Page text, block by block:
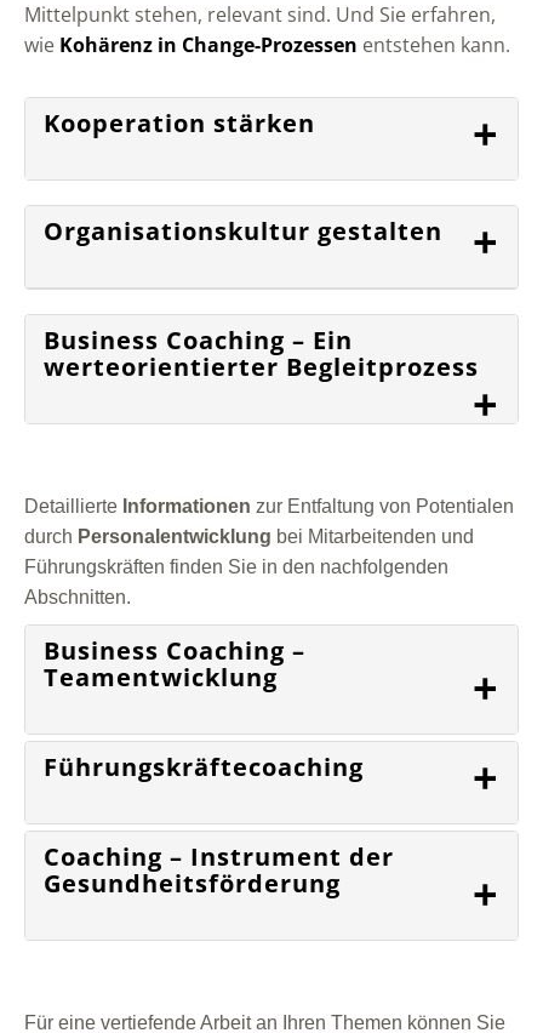
Mittelpunkt stehen, relevant sind. Und Sie erfahren,
wie Kohärenz in Change-Prozessen entstehen kann.
Kooperation stärken +
Organisationskultur gestalten +
Business Coaching – Ein
werteorientierter Begleitprozess
+
Detaillierte Informationen zur Entfaltung von Potentialen
durch Personalentwicklung bei Mitarbeitenden und
Führungskräften finden Sie in den nachfolgenden
Abschnitten.
Business Coaching –
Teamentwicklung
+
Führungskräftecoaching +
Coaching – Instrument der
Gesundheitsförderung
+
Für eine vertiefende Arbeit an Ihren Themen können Sie